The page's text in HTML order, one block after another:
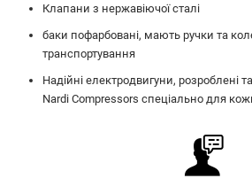
Клапани з нержавіючої сталі
баки пофарбовані, мають ручки та
транспортування
Надійні електродвигуни, розроблені
Nardi Compressors спеціально для